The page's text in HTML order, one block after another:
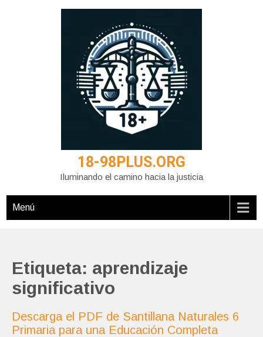
18-98PLUS.ORG
Iluminando el camino hacia la justicia
Menú
Etiqueta: aprendizaje
significativo
Descarga el PDF de Santillana Naturales 6
Primaria para una Educación Completa